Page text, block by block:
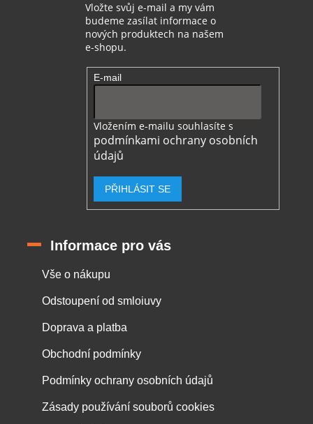
Vložte svůj e-mail a my vám
budeme zasílat informace o
nových produktech na našem
e-shopu.
E-mail
Vložením e-mailu souhlasíte s
podmínkami ochrany osobních
údajů
PŘIHLÁSIT SE
Informace pro vás
Vše o nákupu
Odstoupení od smloiuvy
Doprava a platba
Obchodní podmínky
Podmínky ochrany osobních údajů
Zásady používání souborů cookies